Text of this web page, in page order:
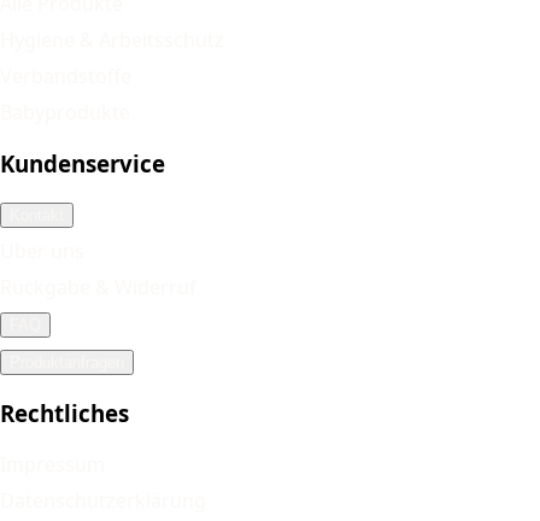
Kundenservice
Rechtliches